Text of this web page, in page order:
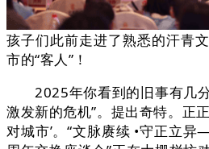
孩子们此前走进了熟悉的汗青
市的“客人”！
2025年你看到的旧事有几分
激发新的危机”。提出奇特。正
对城市’。“文脉赓续 •守正立